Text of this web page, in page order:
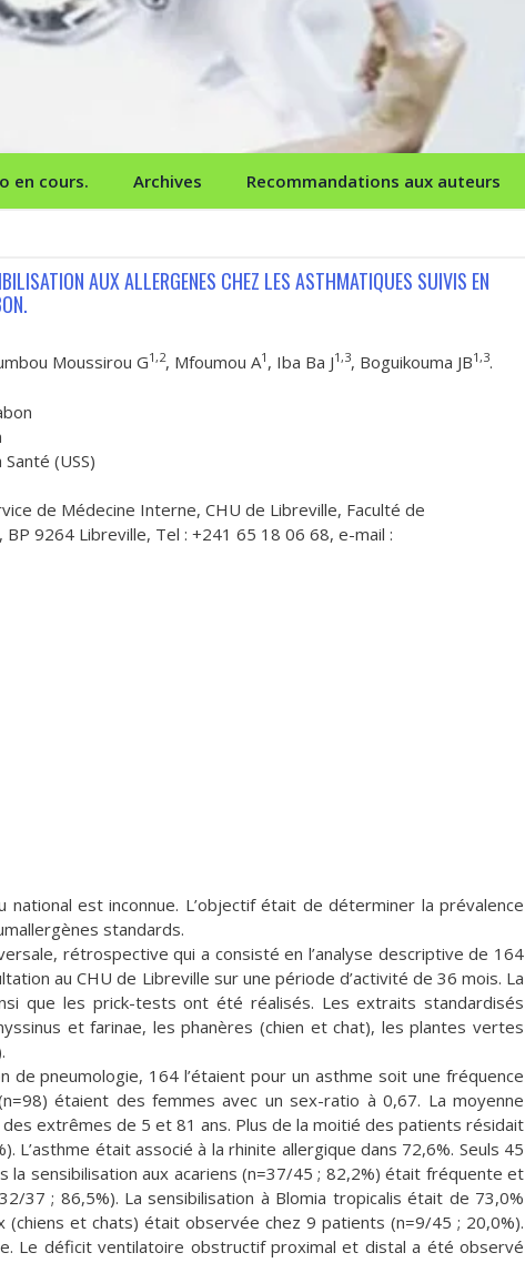
en cours. Archives Recommandations aux auteurs
AUX ALLERGENES CHEZ LES ASTHMATIQUES SUIVIS EN
Moussirou G1,2, Mfoumou A1 , Iba Ba J1,3, Boguikouma JB1,3.
(USS)
de Médecine Interne, CHU de Libreville, Faculté de
9264 Libreville, Tel : +241 65 18 06 68, e-mail :
national est inconnue. L’objectif était de déterminer la prévalence
standards.
rétrospective qui a consisté en l’analyse descriptive de 164
au CHU de Libreville sur une période d’activité de 36 mois. La
que les prick-tests ont été réalisés. Les extraits standardisés
et farinae, les phanères (chien et chat), les plantes vertes
pneumologie, 164 l’étaient pour un asthme soit une fréquence
étaient des femmes avec un sex-ratio à 0,67. La moyenne
extrêmes de 5 et 81 ans. Plus de la moitié des patients résidait
L’asthme était associé à la rhinite allergique dans 72,6%. Seuls 45
sensibilisation aux acariens (n=37/45 ; 82,2%) était fréquente et
37 ; 86,5%). La sensibilisation à Blomia tropicalis était de 73,0%
(chiens et chats) était observée chez 9 patients (n=9/45 ; 20,0%).
Le déficit ventilatoire obstructif proximal et distal a été observé